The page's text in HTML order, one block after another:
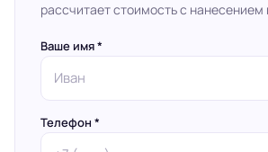
рассчитает стоимость с
Ваше имя *
Телефон *